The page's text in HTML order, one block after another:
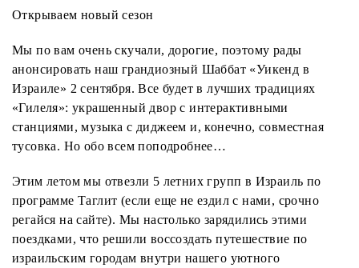
Открываем новый сезон
Мы по вам очень скучали, дорогие, поэтому рады
анонсировать наш грандиозный Шаббат «Уикенд в
Израиле» 2 сентября. Все будет в лучших традициях
«Гилеля»: украшенный двор с интерактивными
станциями, музыка с диджеем и, конечно, совместная
тусовка. Но обо всем поподробнее…
Этим летом мы отвезли 5 летних групп в Израиль по
программе Таглит (если еще не ездил с нами, срочно
регайся на сайте). Мы настолько зарядились этими
поездками, что решили воссоздать путешествие по
израильским городам внутри нашего уютного